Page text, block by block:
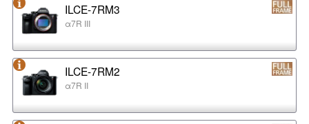
ILCE-7RM3
α7R III
ILCE-7RM2
α7R II